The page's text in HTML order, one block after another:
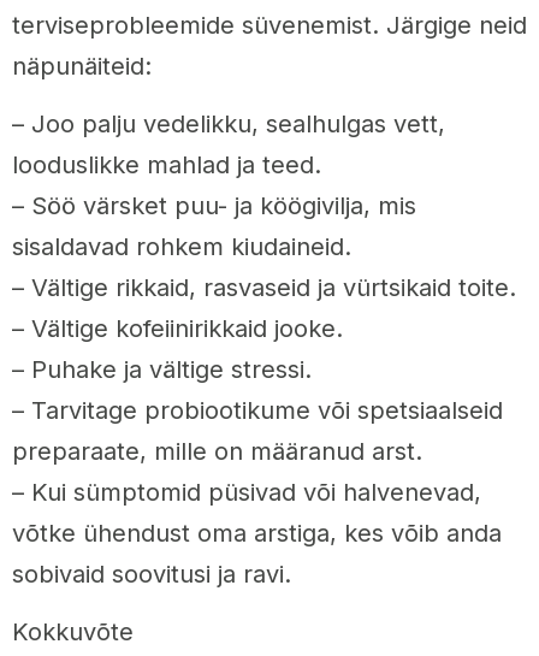
terviseprobleemide süvenemist. Järgige neid
näpunäiteid:
– Joo palju vedelikku, sealhulgas vett,
looduslikke mahlad ja teed.
– Söö värsket puu- ja köögivilja, mis
sisaldavad rohkem kiudaineid.
– Vältige rikkaid, rasvaseid ja vürtsikaid toite.
– Vältige kofeiinirikkaid jooke.
– Puhake ja vältige stressi.
– Tarvitage probiootikume või spetsiaalseid
preparaate, mille on määranud arst.
– Kui sümptomid püsivad või halvenevad,
võtke ühendust oma arstiga, kes võib anda
sobivaid soovitusi ja ravi.
Kokkuvõte